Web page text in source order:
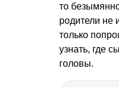
то
родители не
только
узнать, где
головы.